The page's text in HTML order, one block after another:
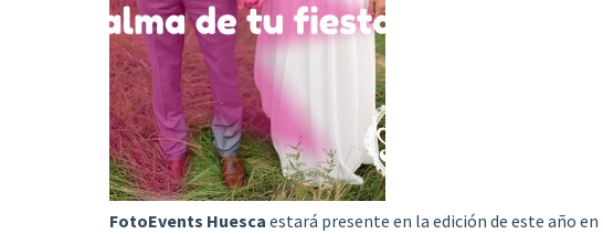
FotoEvents Huesca estará presente en la edición de este año en